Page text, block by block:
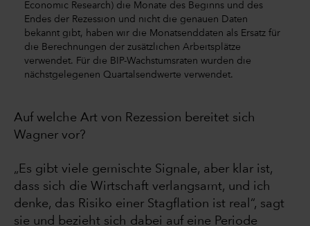
Economic Research) die Monate des Beginns und des
Endes der Rezession und nicht die genauen Daten
bekannt gibt, haben wir die Monatsenddaten als Ersatz für
die Berechnungen der zusätzlichen Arbeitsplätze
verwendet. Für die BIP-Wachstumsraten wurden die
nächstgelegenen Quartalsendwerte verwendet.
Auf welche Art von Rezession bereitet sich
Wagner vor?
„Es gibt viele gemischte Signale, aber klar ist,
dass sich die Wirtschaft verlangsamt, und ich
denke, das Risiko einer Stagflation ist real“, sagt
sie und bezieht sich dabei auf eine Periode